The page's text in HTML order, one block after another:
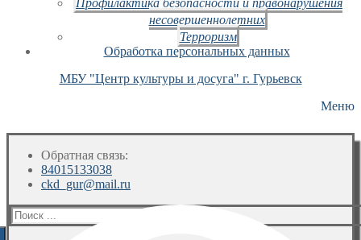
несовершеннолетних
Терроризм
Обработка персональных данных
МБУ "Центр культуры и досуга" г. Гурьевск
Меню
Обратная связь:
84015133038
ckd_gur@mail.ru
Искать: